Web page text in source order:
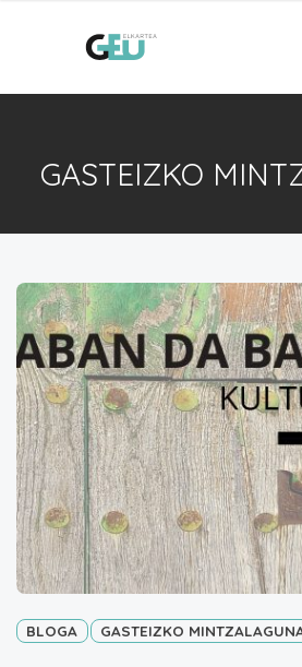
GASTEIZKO
BLOGA GASTEIZKO